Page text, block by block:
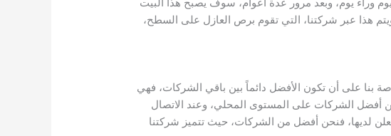
هذا عبر شركتنا، التي تقوم برص العازل على السطح،
بنا على أن تكون الأفضل دائماً بين باقي الشركات، فهي
أفضل الشركات على المستوى المحلي، وعند الاتصال
لديها، فنحن أفضل من الشركات، حيث تتميز شركتنا